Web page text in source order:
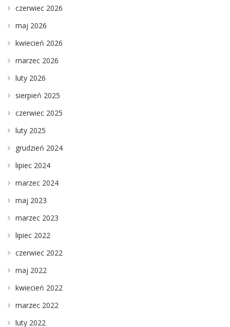
czerwiec 2026
maj 2026
kwiecień 2026
marzec 2026
luty 2026
sierpień 2025
czerwiec 2025
luty 2025
grudzień 2024
lipiec 2024
marzec 2024
maj 2023
marzec 2023
lipiec 2022
czerwiec 2022
maj 2022
kwiecień 2022
marzec 2022
luty 2022